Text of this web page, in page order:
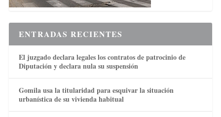
ENTRADAS RECIENTES
El juzgado declara legales los contratos de patrocinio de
Diputación y declara nula su suspensión
Gomila usa la titularidad para esquivar la situación
urbanística de su vivienda habitual